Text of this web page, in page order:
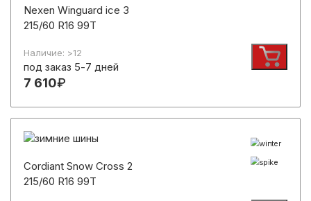
Nexen Winguard ice 3
215/60 R16 99T
Наличие: >12
под заказ 5-7 дней
7 610₽
Cordiant Snow Cross 2
215/60 R16 99T